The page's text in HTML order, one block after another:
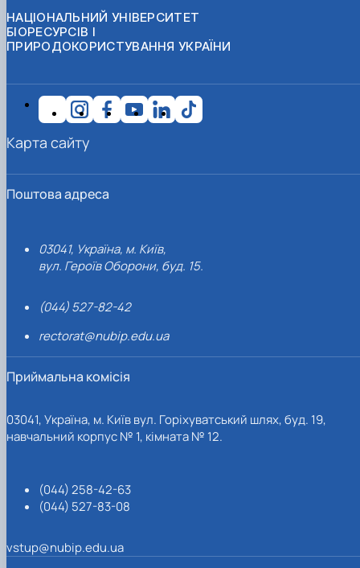
НАЦІОНАЛЬНИЙ УНІВЕРСИТЕТ
БІОРЕСУРСІВ І
ПРИРОДОКОРИСТУВАННЯ УКРАЇНИ
Поштова адреса
03041, Україна, м. Київ,
вул. Героїв Оборони, буд. 15.
(044) 527-82-42
rectorat@nubip.edu.ua
Приймальна комісія
03041, Україна, м. Київ вул. Горіхуватський шлях, буд. 19,
навчальний корпус № 1, кімната № 12.
(044) 258-42-63
(044) 527-83-08
vstup@nubip.edu.ua
Карта сайту